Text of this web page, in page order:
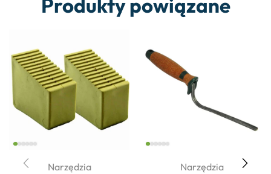
Produkty powiązane
Narzędzia Narzędzia